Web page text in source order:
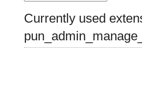
Currently used